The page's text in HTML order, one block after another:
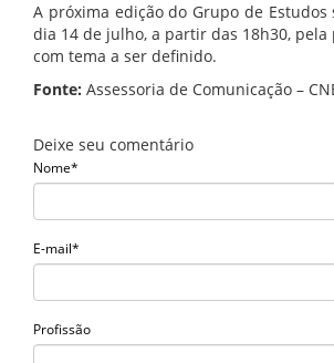
A próxima edição do Grupo de
dia 14 de julho, a partir das 18h30, pela
com tema a ser definido.
Fonte: Assessoria de Comunicação –
Deixe seu comentário
Nome*
E-mail*
Profissão